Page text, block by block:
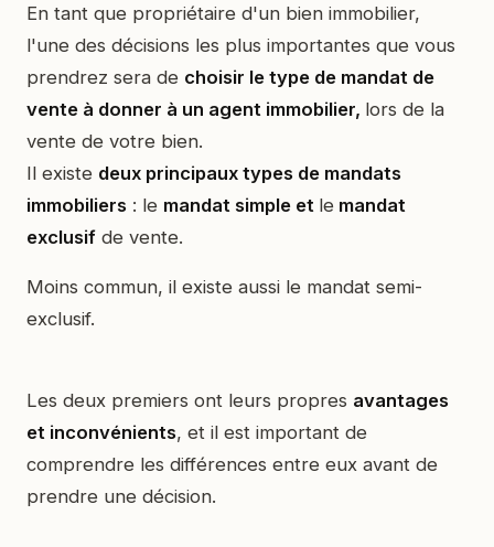
En tant que propriétaire d'un bien immobilier,
l'une des décisions les plus importantes que vous
prendrez sera de choisir le type de mandat de
vente à donner à un agent immobilier, lors de la
vente de votre bien.
Il existe deux principaux types de mandats
immobiliers : le mandat simple et le mandat
exclusif de vente.
Moins commun, il existe aussi le mandat semi-
exclusif.
Les deux premiers ont leurs propres avantages
et inconvénients, et il est important de
comprendre les différences entre eux avant de
prendre une décision.